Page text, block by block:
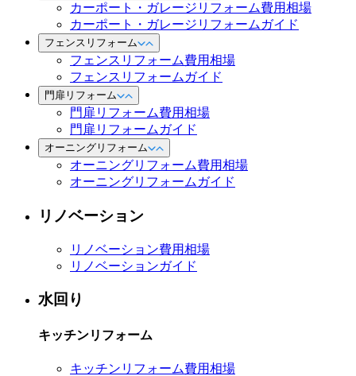
カーポート・ガレージリフォーム費用相場
カーポート・ガレージリフォームガイド
フェンスリフォーム
フェンスリフォーム費用相場
フェンスリフォームガイド
門扉リフォーム
門扉リフォーム費用相場
門扉リフォームガイド
オーニングリフォーム
オーニングリフォーム費用相場
オーニングリフォームガイド
リノベーション
リノベーション費用相場
リノベーションガイド
水回り
キッチンリフォーム
キッチンリフォーム費用相場